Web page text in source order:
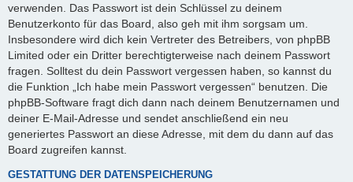
verwenden. Das Passwort ist dein Schlüssel zu deinem
Benutzerkonto für das Board, also geh mit ihm sorgsam um.
Insbesondere wird dich kein Vertreter des Betreibers, von phpBB
Limited oder ein Dritter berechtigterweise nach deinem Passwort
fragen. Solltest du dein Passwort vergessen haben, so kannst du
die Funktion „Ich habe mein Passwort vergessen“ benutzen. Die
phpBB-Software fragt dich dann nach deinem Benutzernamen und
deiner E-Mail-Adresse und sendet anschließend ein neu
generiertes Passwort an diese Adresse, mit dem du dann auf das
Board zugreifen kannst.
GESTATTUNG DER DATENSPEICHERUNG